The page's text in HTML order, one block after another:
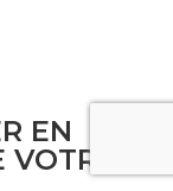
EN